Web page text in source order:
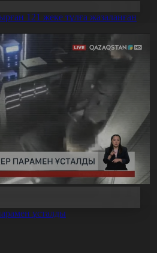
121 жеке тұлға жазаланған
ұсталды